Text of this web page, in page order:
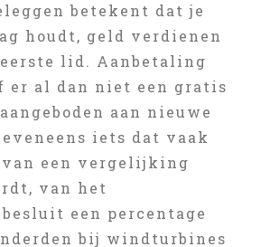
betekent dat je
houdt, geld verdienen
lid. Aanbetaling
er al dan niet een gratis
aan nieuwe
iets dat vaak
een vergelijking
van het
een percentage
bij windturbines